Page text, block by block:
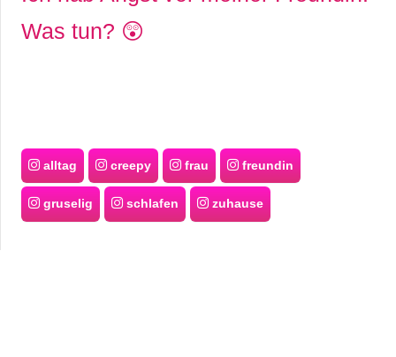
Was tun? 😲
alltag creepy frau freundin
gruselig schlafen zuhause